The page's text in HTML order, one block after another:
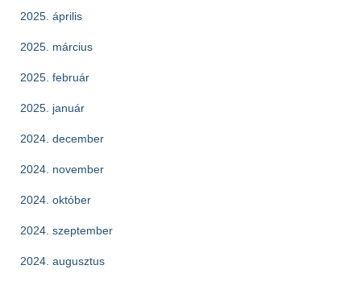
2025. április
2025. március
2025. február
2025. január
2024. december
2024. november
2024. október
2024. szeptember
2024. augusztus